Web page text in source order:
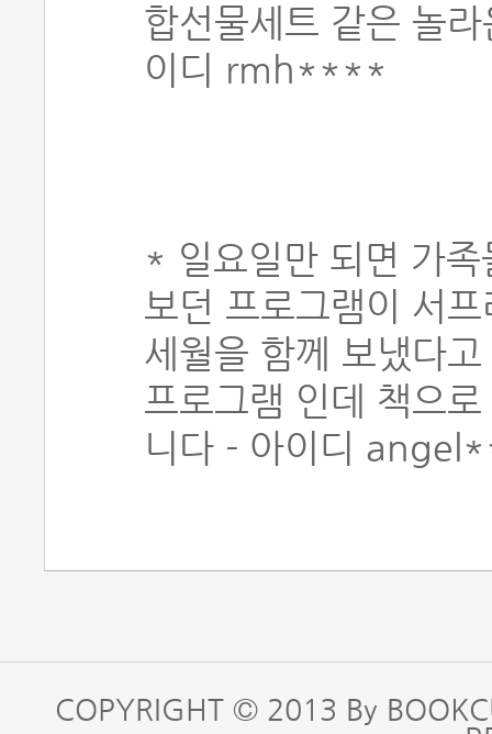
합선물세트 같은 놀
이디 rmh****
* 일요일만 되면 가
보던 프로그램이 서
세월을 함께 보냈다
프로그램 인데 책으
니다 - 아이디
COPYRIGHT © 2013 By